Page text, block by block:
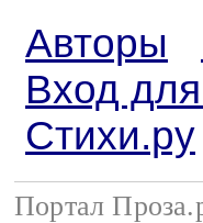
Авторы
Вход
Стихи.ру
Портал